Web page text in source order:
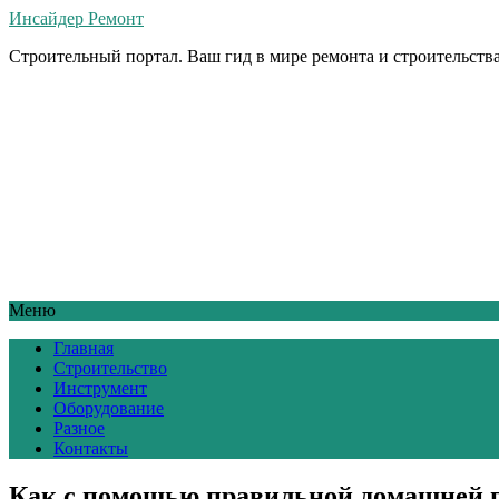
Инсайдер Ремонт
Строительный портал. Ваш гид в мире ремонта и
Меню
Главная
Строительство
Инструмент
Оборудование
Разное
Контакты